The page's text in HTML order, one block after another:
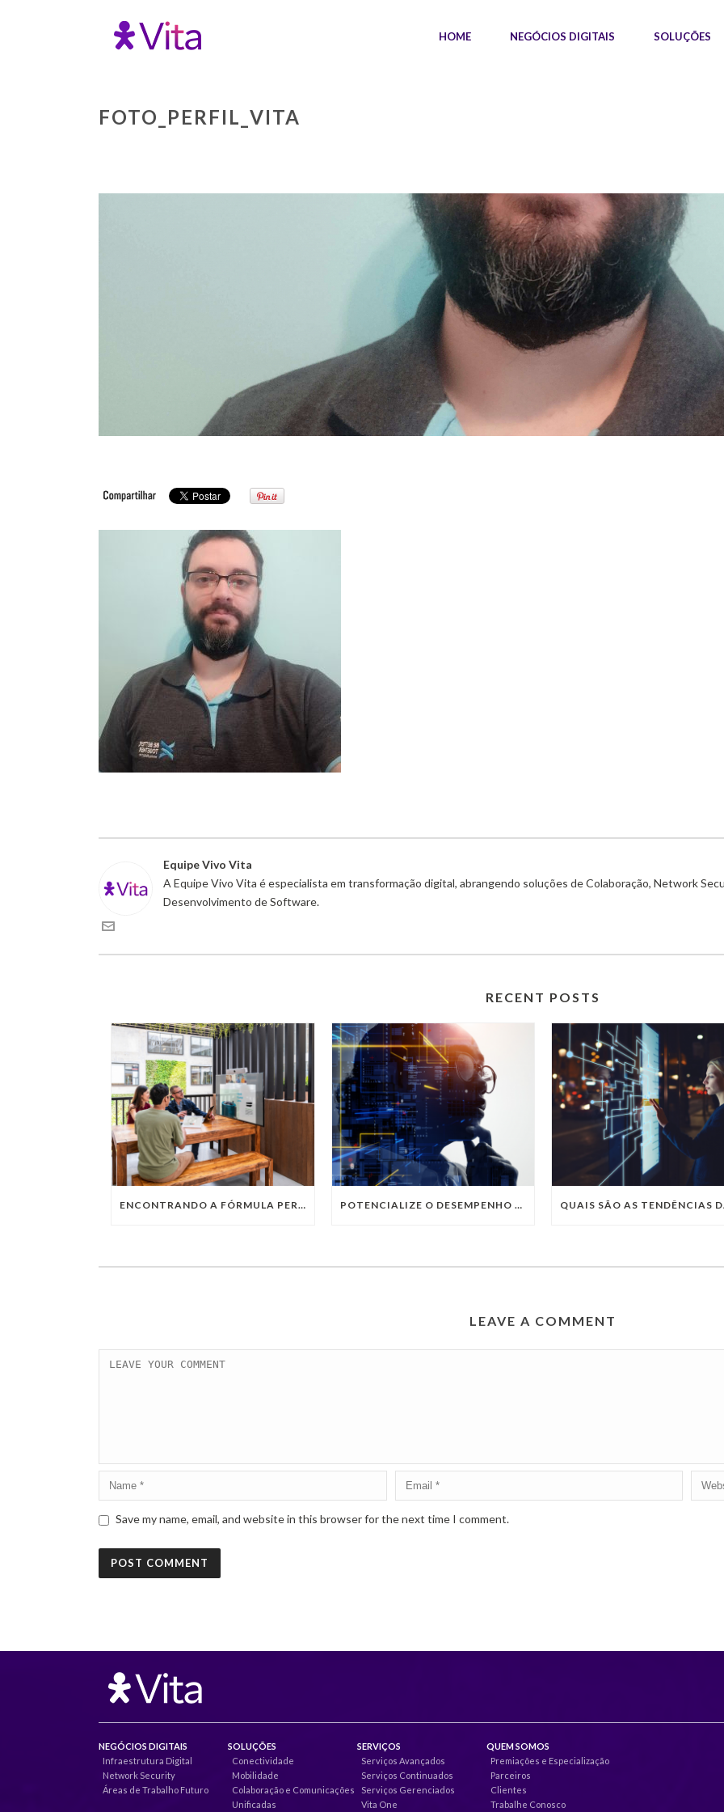
HOME NEGÓCIOS DIGITAIS SOLUÇÕES
FOTO_PERFIL_VITA
Equipe Vivo Vita
A Equipe Vivo Vita é especialista em transformação digital, abrangendo soluções de Colaboração, Network
Desenvolvimento de Software.
RECENT POSTS
ENCONTRANDO A FÓRMULA PERFEITA: TRABALHO PRESENCIAL, HOME OFFICE OU TRABALHO HÍBRIDO? POTENCIALIZE O DESEMPENHO DA SUA EMPRESA COM OS SERVIÇOS DE TI DA VIVO VITA
LEAVE A COMMENT
Save my name, email, and website in this browser for the next time I comment.
NEGÓCIOS DIGITAIS
Infraestrutura Digital
Network Security
Áreas de Trabalho Futuro
SOLUÇÕES
Conectividade
Mobilidade
Colaboração e Comunicações
Unificadas
SERVIÇOS
Serviços Avançados
Serviços Continuados
Serviços Gerenciados
Vita One
QUEM SOMOS
Premiações e Especialização
Parceiros
Clientes
Trabalhe Conosco